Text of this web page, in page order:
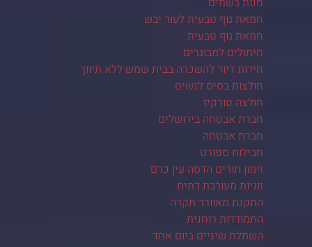
חמאת גוף טבעית לעור יבש
חמאת גוף טבעית
חיתולים למבוגרים
חידות דיור להשכרה בבית שמש ללא תיווך
חולצות בסיס לנשים
חולצה טורקיז
חברת אבטחה בירושלים
חברת אבטחה
חבילות ספורט
זימון תורים הדסה עין כרם
זוגיות מעורבת דתית
התקנת מאוורר תקרה
התמודדות רוחנית
השתלת שיניים ביום אחד